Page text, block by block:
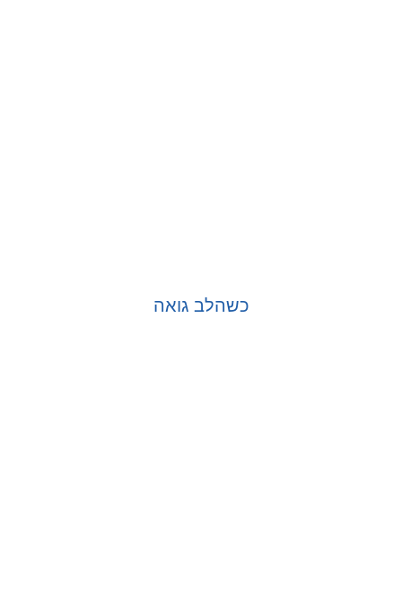
כשהלב גואה